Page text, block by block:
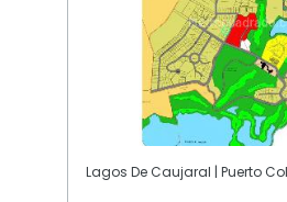
Lagos De Caujaral | Puerto